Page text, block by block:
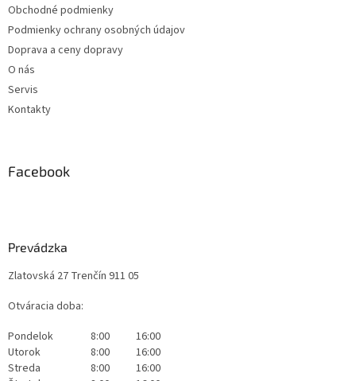
Obchodné podmienky
Podmienky ochrany osobných údajov
Doprava a ceny dopravy
O nás
Servis
Kontakty
Facebook
Prevádzka
Zlatovská 27 Trenčín 911 05
Otváracia doba:
Pondelok
8:00
16:00
Utorok
8:00
16:00
Streda
8:00
16:00